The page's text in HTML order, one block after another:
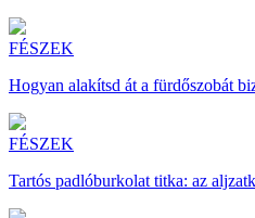
FÉSZEK
Hogyan alakítsd át a fürdőszobát
FÉSZEK
Tartós padlóburkolat titka: az